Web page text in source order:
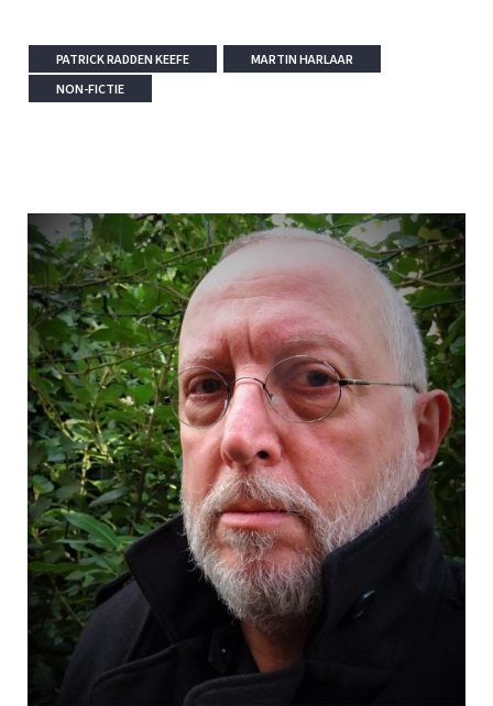
PATRICK RADDEN KEEFE
MARTIN HARLAAR
NON-FICTIE